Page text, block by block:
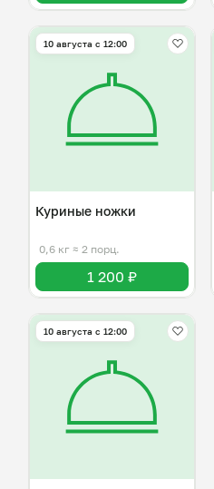
10 августа с 12:00
Куриные ножки
0,6 кг ≈ 2 порц.
1 200 ₽
10 августа с 12:00